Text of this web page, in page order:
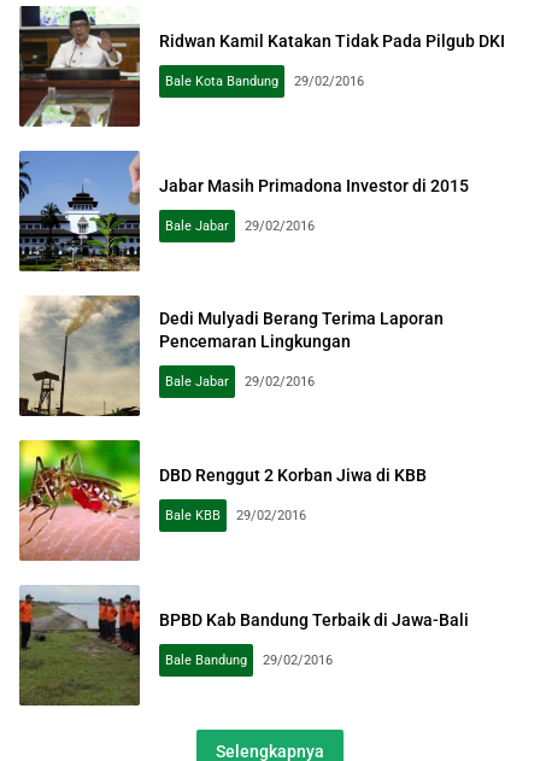
Ridwan Kamil Katakan Tidak Pada Pilgub DKI
Bale Kota Bandung 29/02/2016
Jabar Masih Primadona Investor di 2015
Bale Jabar 29/02/2016
Dedi Mulyadi Berang Terima Laporan
Pencemaran Lingkungan
Bale Jabar 29/02/2016
DBD Renggut 2 Korban Jiwa di KBB
Bale KBB 29/02/2016
BPBD Kab Bandung Terbaik di Jawa-Bali
Bale Bandung 29/02/2016
Selengkapnya